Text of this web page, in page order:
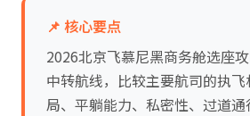
📌 核心要点
2026北京飞慕尼黑商务舱选座
中转航线，比较主要航司的执
局、平躺能力、私密性、过道通